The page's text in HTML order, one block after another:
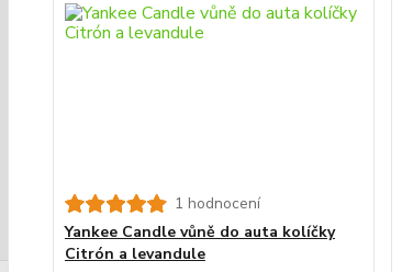
1 hodnocení
Yankee Candle vůně do auta kolíčky
Citrón a levandule